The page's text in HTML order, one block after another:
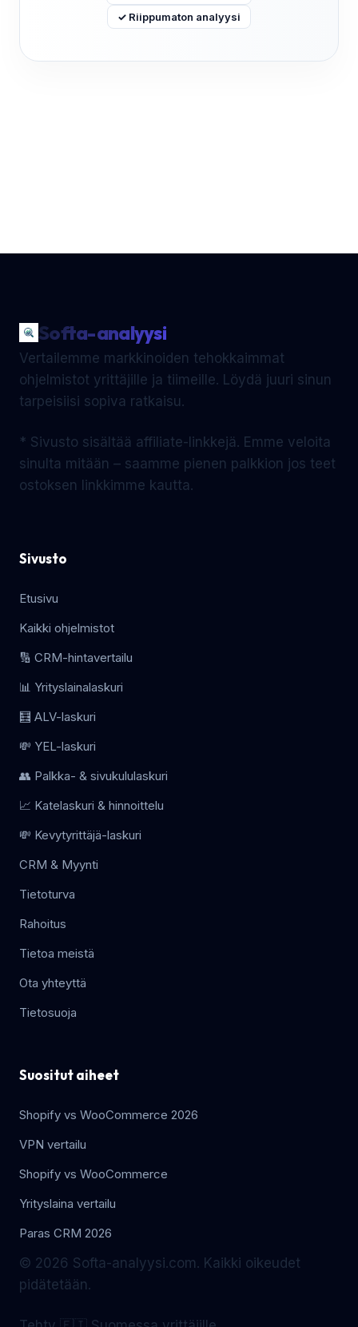
✓ Riippumaton analyysi
Softa-analyysi
Vertailemme markkinoiden tehokkaimmat
ohjelmistot yrittäjille ja tiimeille. Löydä juuri sinun
tarpeisiisi sopiva ratkaisu.
* Sivusto sisältää affiliate-linkkejä. Emme veloita
sinulta mitään – saamme pienen palkkion jos teet
ostoksen linkkimme kautta.
Sivusto
Etusivu
Kaikki ohjelmistot
🔢 CRM-hintavertailu
📊 Yrityslainalaskuri
🧮 ALV-laskuri
💸 YEL-laskuri
👥 Palkka- & sivukululaskuri
📈 Katelaskuri & hinnoittelu
💸 Kevytyrittäjä-laskuri
CRM & Myynti
Tietoturva
Rahoitus
Tietoa meistä
Ota yhteyttä
Tietosuoja
Suositut aiheet
Shopify vs WooCommerce 2026
VPN vertailu
Shopify vs WooCommerce
Yrityslaina vertailu
Paras CRM 2026
© 2026 Softa-analyysi.com. Kaikki oikeudet
pidätetään.